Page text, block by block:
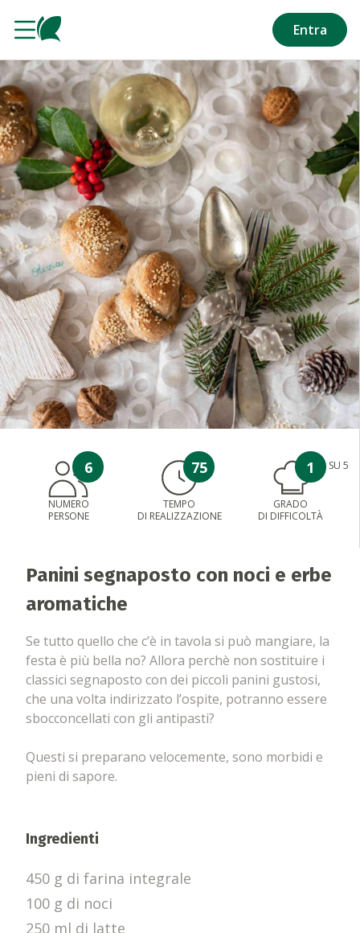
Entra
6
NUMERO
PERSONE
75
TEMPO
DI REALIZZAZIONE
1 SU 5
GRADO
DI DIFFICOLTÀ
Panini segnaposto con noci e erbe
aromatiche
Se tutto quello che c’è in tavola si può mangiare, la
festa è più bella no? Allora perchè non sostituire i
classici segnaposto con dei piccoli panini gustosi,
che una volta indirizzato l’ospite, potranno essere
sbocconcellati con gli antipasti?
Questi si preparano velocemente, sono morbidi e
pieni di sapore.
Ingredienti
450 g di farina integrale
100 g di noci
250 ml di latte